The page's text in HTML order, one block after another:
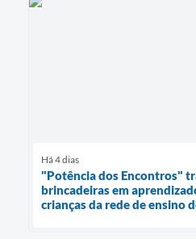
Há 4 dias
"Potência dos Encontros"
brincadeiras em
crianças da rede de ensino